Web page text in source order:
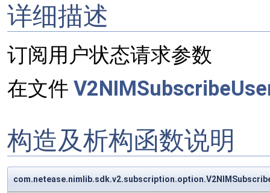
详细描述
订阅用户状态请求参数
在文件
构造及析构函数说明